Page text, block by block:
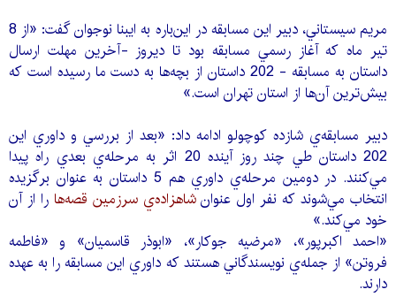
مريم سيستاني، دبير اين مسابقه در اين‌باره به ايبنا نوجوان گفت: «از 8
تير ماه كه آغاز رسمي مسابقه بود تا ديروز -آخرين مهلت ارسال
داستان به مسابقه - 202 داستان از بچه‌ها به دست ما رسيده است كه
بيش‌ترين آن‌ها از استان تهران است.»
دبير مسابقه‌ي شازده كوچولو ادامه داد: «بعد از بررسي و داوري اين
202 داستان طي چند روز آينده 20 اثر به مرحله‌ي بعدي راه پيدا
مي‌كنند. در دومين مرحله‌ي داوري هم 5 داستان به عنوان برگزيده
انتخاب مي‌شوند كه نفر اول عنوانشاهزاده‌ي سرزمين قصه‌ها را از آن
خود مي‌كند.»
«احمد اكبرپور»، «مرضيه جوكار»، «ابوذر قاسميان» و «فاطمه
فروتن» از جمله‌ي نويسندگاني هستند كه داوري اين مسابقه را به عهده
دارند.